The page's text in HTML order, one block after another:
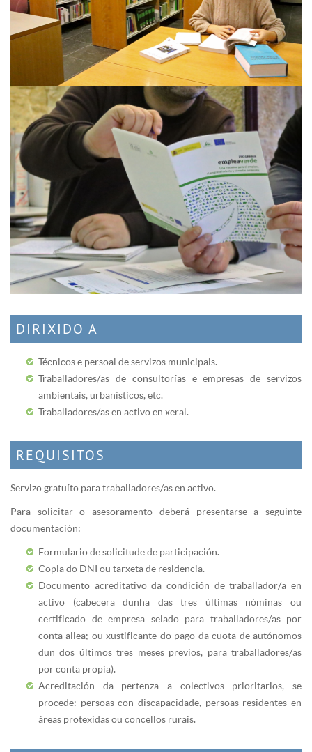
DIRIXIDO A
Técnicos e persoal de servizos municipais.
Traballadores/as de consultorías e empresas de servizos
ambientais, urbanísticos, etc.
Traballadores/as en activo en xeral.
REQUISITOS
Servizo gratuíto para traballadores/as en activo.
Para solicitar o asesoramento deberá presentarse a seguinte
documentación:
Formulario de solicitude de participación.
Copia do DNI ou tarxeta de residencia.
Documento acreditativo da condición de traballador/a en
activo (cabecera dunha das tres últimas nóminas ou
certificado de empresa selado para traballadores/as por
conta allea; ou xustificante do pago da cuota de autónomos
dun dos últimos tres meses previos, para traballadores/as
por conta propia).
Acreditación da pertenza a colectivos prioritarios, se
procede: persoas con discapacidade, persoas residentes en
áreas protexidas ou concellos rurais.